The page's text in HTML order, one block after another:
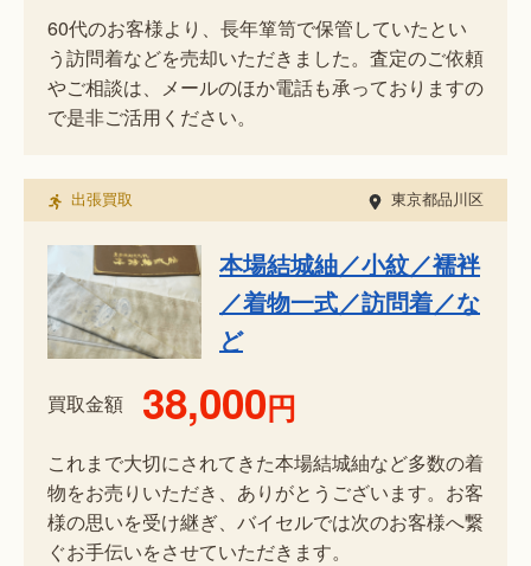
60代のお客様より、長年箪笥で保管していたとい
う訪問着などを売却いただきました。査定のご依頼
やご相談は、メールのほか電話も承っておりますの
で是非ご活用ください。
出張買取 東京都品川区
本場結城紬／小紋／襦袢
／着物一式／訪問着／な
ど
買取金額 38,000円
これまで大切にされてきた本場結城紬など多数の着
物をお売りいただき、ありがとうございます。お客
様の思いを受け継ぎ、バイセルでは次のお客様へ繋
ぐお手伝いをさせていただきます。